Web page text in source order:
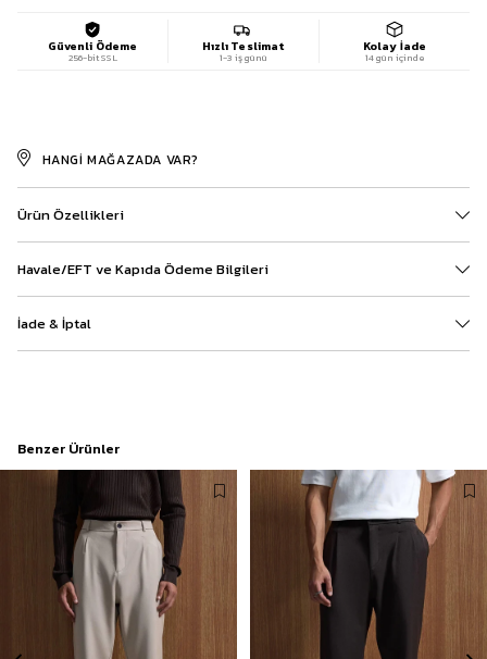
Güvenli Ödeme
256-bit SSL
Hızlı Teslimat
1-3 iş günü
Kolay İade
14 gün içinde
HANGI MAĞAZADA VAR?
Ürün Özellikleri
Havale/EFT ve Kapıda Ödeme Bilgileri
İade & İptal
Benzer Ürünler